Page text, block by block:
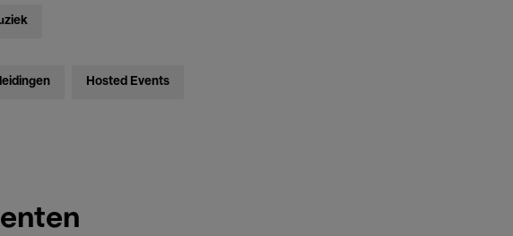
Hosted Events